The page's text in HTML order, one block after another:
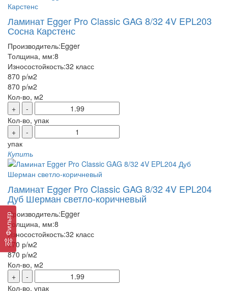
Фильтр
Ламинат Egger Pro Classic GAG 8/32 4V EPL203
Сосна Карстенс
Производитель:Egger
Толщина, мм:8
Износостойкость:32 класс
870 р/м2
870 р/м2
Кол-во, м2
+
-
Кол-во, упак
+
-
упак
Купить
Ламинат Egger Pro Classic GAG 8/32 4V EPL204
Дуб Шерман светло-коричневый
Производитель:Egger
Толщина, мм:8
Износостойкость:32 класс
870 р/м2
870 р/м2
Кол-во, м2
+
-
Кол-во, упак